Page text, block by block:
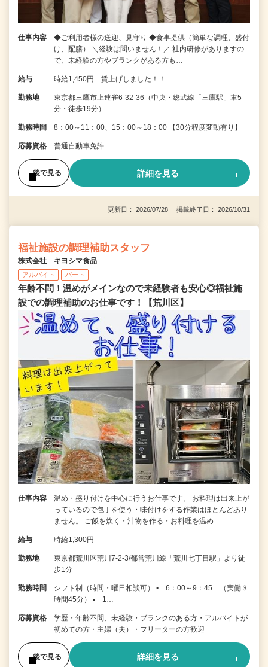
仕事内容
◆ご利用者様の送迎、見守り ◆食事提供（簡単な調理、盛付
け、配膳） ＼経験は問いません！／ 社内研修がありますの
で、未経験の方やブランクがある方も…
給与 時給1,450円 賃上げしました！！
勤務地
東京都三鷹市上連雀6-32-36（中央・総武線「三鷹駅」車5
分・徒歩19分）
勤務時間 8：00～11：00、15：00～18：00 【30分程度変動有り】
応募資格 普通自動車免許
後で見る 詳細を見る
更新日： 2026/07/28 掲載終了日： 2026/10/31
福祉施設の調理補助スタッフ
株式会社 キヨシマ食品
アルバイト パート
年齢不問！温めがメインなので未経験者も安心◎福祉施
設での調理補助のお仕事です！【荒川区】
仕事内容
温め・盛り付けを中心に行うお仕事です。 お料理は出来上が
っているので包丁を使う・味付けをする作業はほとんどあり
ません。 ご飯を炊く・汁物を作る・お料理を温め…
給与 時給1,300円
勤務地
東京都荒川区荒川7-2-3/都営荒川線「荒川七丁目駅」より徒
歩1分
勤務時間
シフト制（時間・曜日相談可） ▪ 6：00～9：45 （実働３
時間45分） ▪ 1…
応募資格
学歴・年齢不問、未経験・ブランクのある方・アルバイトが
初めての方・主婦（夫）・フリーターの方歓迎
後で見る 詳細を見る